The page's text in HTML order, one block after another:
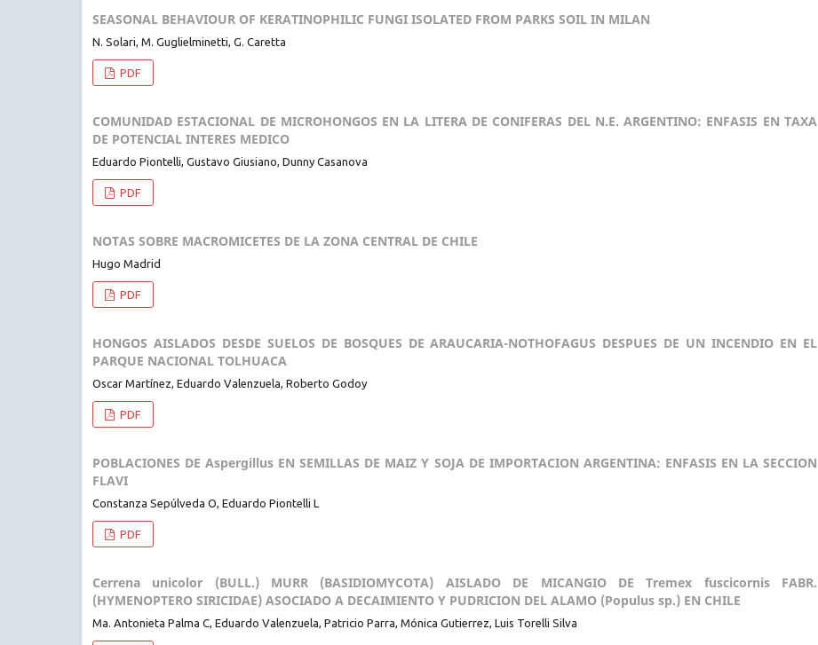
SEASONAL BEHAVIOUR OF KERATINOPHILIC FUNGI ISOLATED FROM PARKS SOIL IN MILAN
N. Solari, M. Guglielminetti, G. Caretta
PDF
COMUNIDAD ESTACIONAL DE MICROHONGOS EN LA LITERA DE CONIFERAS DEL N.E. ARGENTINO: ENFASIS EN TAXA
DE POTENCIAL INTERES MEDICO
Eduardo Piontelli, Gustavo Giusiano, Dunny Casanova
PDF
NOTAS SOBRE MACROMICETES DE LA ZONA CENTRAL DE CHILE
Hugo Madrid
PDF
HONGOS AISLADOS DESDE SUELOS DE BOSQUES DE ARAUCARIA-NOTHOFAGUS DESPUES DE UN INCENDIO EN EL
PARQUE NACIONAL TOLHUACA
Oscar Martínez, Eduardo Valenzuela, Roberto Godoy
PDF
POBLACIONES DE Aspergillus EN SEMILLAS DE MAIZ Y SOJA DE IMPORTACION ARGENTINA: ENFASIS EN LA SECCION
FLAVI
Constanza Sepúlveda O, Eduardo Piontelli L
PDF
Cerrena unicolor (BULL.) MURR (BASIDIOMYCOTA) AISLADO DE MICANGIO DE Tremex fuscicornis FABR.
(HYMENOPTERO SIRICIDAE) ASOCIADO A DECAIMIENTO Y PUDRICION DEL ALAMO (Populus sp.) EN CHILE
Ma. Antonieta Palma C, Eduardo Valenzuela, Patricio Parra, Mónica Gutierrez, Luis Torelli Silva